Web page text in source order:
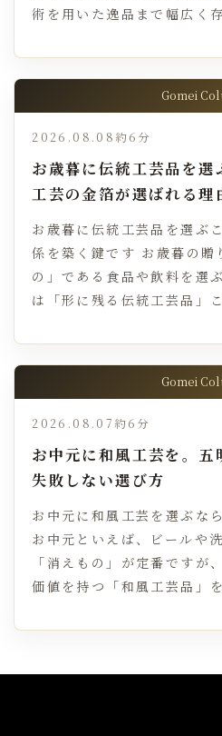
術を用いた逸品まで幅広く
Gomei
2026.08.08 約6分
お歳暮に伝統工芸品を選
工芸の金箔が選ばれる理
お歳暮に伝統工芸品を選ぶ
係を築く鍵です お歳暮の贈
の」である食品や飲料を選
は「形に残る伝統工芸品」
Gomei
2026.08.07 約6分
お中元に和風工芸を。五
失敗しない選び方
お中元に和風工芸を選ぶな
お中元といえば、ビールや
「消えもの」が定番ですが
価値を持つ「和風工芸品」